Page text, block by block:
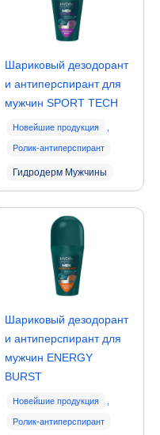
Шариковый дезодорант
и антиперспирант для
мужчин SPORT TECH
Новейшие продукция
Ролик-антиперспирант
Гидродерм Мужчины
Шариковый дезодорант
и антиперспирант для
мужчин ENERGY
BURST
Новейшие продукция
Ролик-антиперспирант